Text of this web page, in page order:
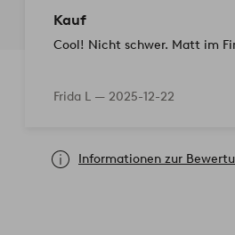
Kauf
Cool! Nicht schwer. Matt im
Frida L — 2025-12-22
Informationen zur